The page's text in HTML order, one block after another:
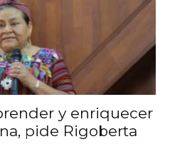
y enriquecer
pide Rigoberta